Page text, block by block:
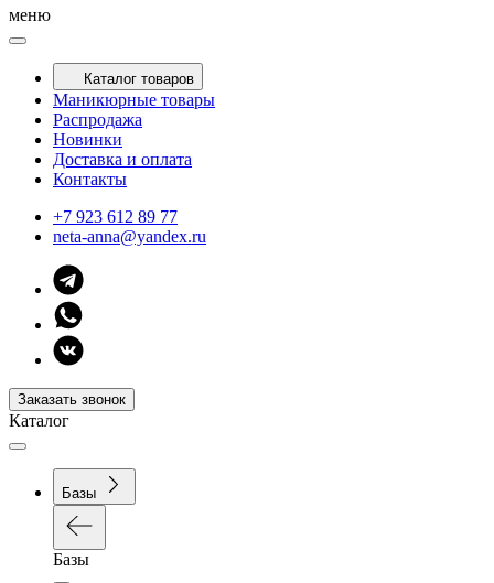
меню
Каталог товаров
Маникюрные товары
Распродажа
Новинки
Доставка и оплата
Контакты
+7 923 612 89 77
neta-anna@yandex.ru
Заказать звонок
Каталог
Базы
Базы